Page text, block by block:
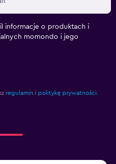
informacje o produktach i
momondo i jego
regulamin i politykę prywatności.